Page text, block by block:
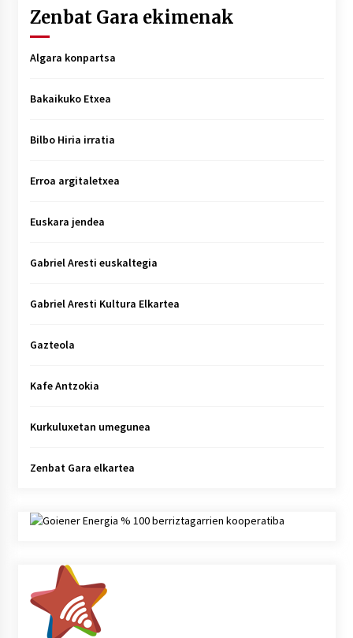
Zenbat Gara ekimenak
Algara konpartsa
Bakaikuko Etxea
Bilbo Hiria irratia
Erroa argitaletxea
Euskara jendea
Gabriel Aresti euskaltegia
Gabriel Aresti Kultura Elkartea
Gazteola
Kafe Antzokia
Kurkuluxetan umegunea
Zenbat Gara elkartea